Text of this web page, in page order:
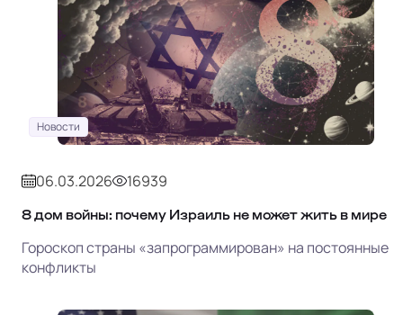
Новости
06.03.2026 16939
8 дом войны: почему Израиль не может жить в мире
Гороскоп страны «запрограммирован» на постоянные
конфликты